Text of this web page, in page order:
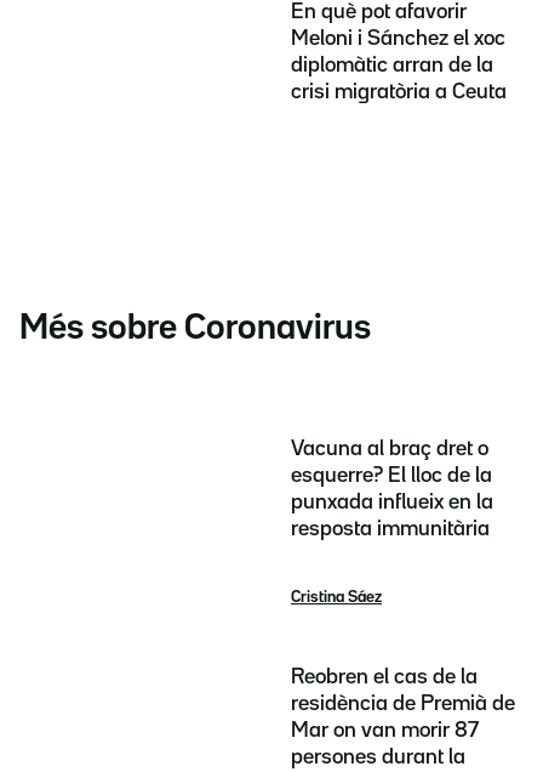
En què pot afavorir
Meloni i Sánchez el xoc
diplomàtic arran de la
crisi migratòria a Ceuta
Més sobre Coronavirus
Vacuna al braç dret o
esquerre? El lloc de la
punxada influeix en la
resposta immunitària
Cristina Sáez
Reobren el cas de la
residència de Premià de
Mar on van morir 87
persones durant la